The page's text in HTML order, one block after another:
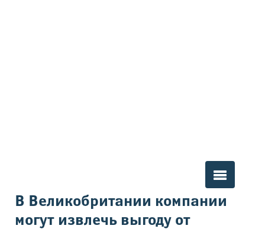
Вы здесь
В Великобритании компании
могут извлечь выгоду от